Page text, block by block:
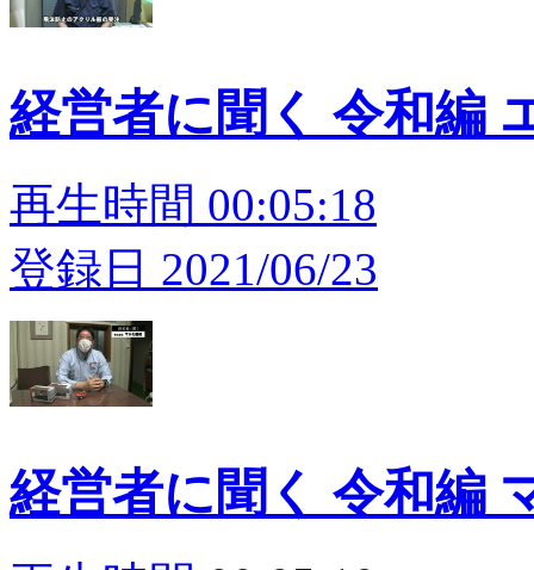
経営者に聞く 令和編
再生時間 00:05:18
登録日 2021/06/23
経営者に聞く 令和編